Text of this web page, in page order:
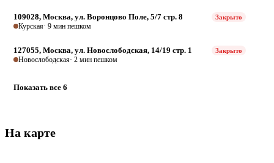
109028, Москва, ул. Воронцово Поле, 5/7 стр. 8 Закрыто
Курская· 9 мин пешком
127055, Москва, ул. Новослободская, 14/19 стр. 1 Закрыто
Новослободская· 2 мин пешком
Показать все 6
На карте